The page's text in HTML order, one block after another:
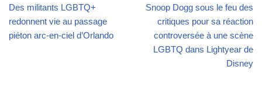
Des militants LGBTQ+
redonnent vie au passage
piéton arc-en-ciel d’Orlando
Snoop Dogg sous le feu des
critiques pour sa réaction
controversée à une scène
LGBTQ dans Lightyear de
Disney